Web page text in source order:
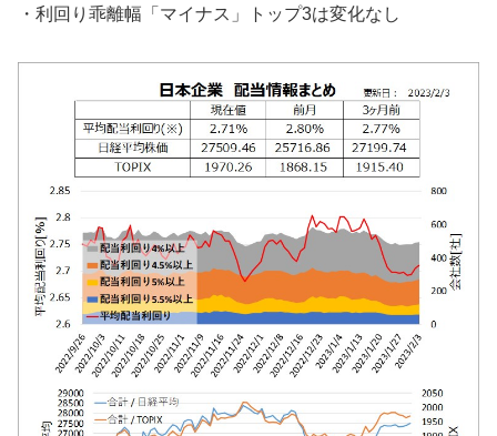
・利回り乖離幅「マイナス」トップ3は変化なし